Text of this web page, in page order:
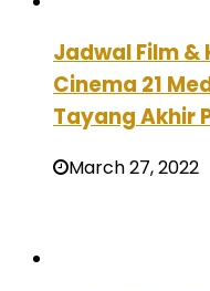
Jadwal Film &
Cinema 21
Tayang Akhir
March 27, 2022